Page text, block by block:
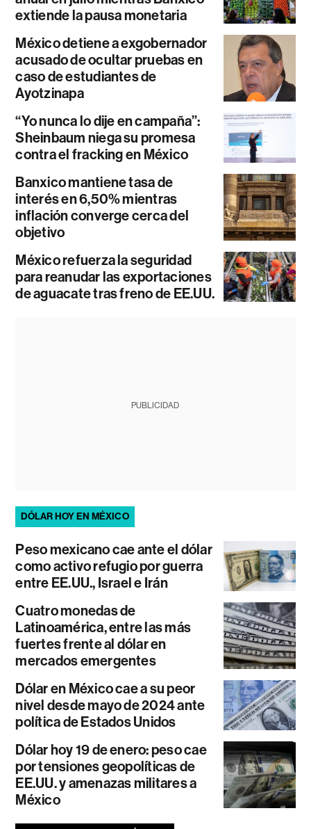
extiende la pausa monetaria
México detiene a exgobernador
acusado de ocultar pruebas en
caso de estudiantes de
Ayotzinapa
“Yo nunca lo dije en campaña”:
Sheinbaum niega su promesa
contra el fracking en México
Banxico mantiene tasa de
interés en 6,50% mientras
inflación converge cerca del
objetivo
México refuerza la seguridad
para reanudar las exportaciones
de aguacate tras freno de EE.UU.
PUBLICIDAD
DÓLAR HOY EN MÉXICO
Peso mexicano cae ante el dólar
como activo refugio por guerra
entre EE.UU., Israel e Irán
Cuatro monedas de
Latinoamérica, entre las más
fuertes frente al dólar en
mercados emergentes
Dólar en México cae a su peor
nivel desde mayo de 2024 ante
política de Estados Unidos
Dólar hoy 19 de enero: peso cae
por tensiones geopolíticas de
EE.UU. y amenazas militares a
México